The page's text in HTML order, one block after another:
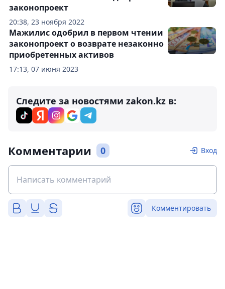
20:38, 23 ноября 2022
законопроект
17:13, 07 июня 2023
Мажилис одобрил в первом чтении
законопроект о возврате незаконно
приобретенных активов
Следите за новостями zakon.kz в:
Комментарии 0 Вход
Комментировать